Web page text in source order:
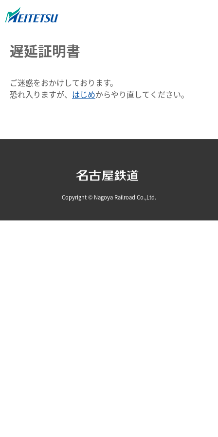
遅延証明書
ご迷惑をおかけしております。
恐れ入りますが、 はじめからやり直してください。
Copyright © Nagoya Railroad Co.,Ltd.